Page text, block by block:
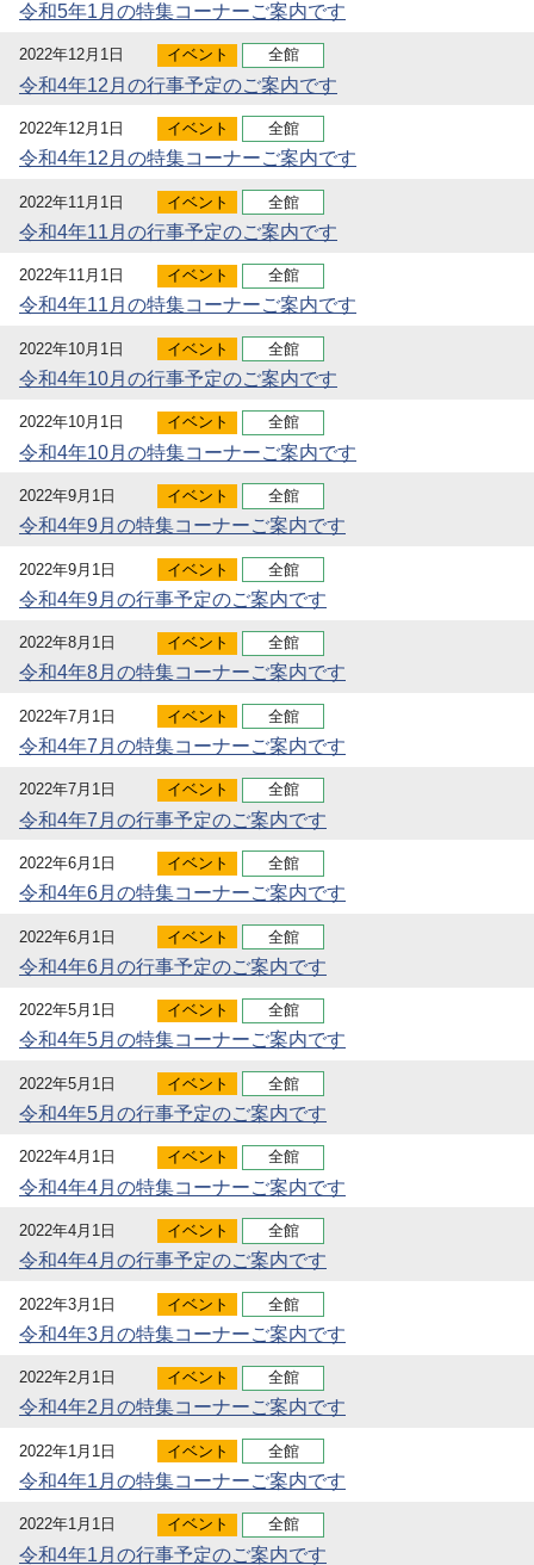
令和5年1月の特集コーナーご案内です
2022年12月1日 イベント 全館
令和4年12月の行事予定のご案内です
2022年12月1日 イベント 全館
令和4年12月の特集コーナーご案内です
2022年11月1日 イベント 全館
令和4年11月の行事予定のご案内です
2022年11月1日 イベント 全館
令和4年11月の特集コーナーご案内です
2022年10月1日 イベント 全館
令和4年10月の行事予定のご案内です
2022年10月1日 イベント 全館
令和4年10月の特集コーナーご案内です
2022年9月1日 イベント 全館
令和4年9月の特集コーナーご案内です
2022年9月1日 イベント 全館
令和4年9月の行事予定のご案内です
2022年8月1日 イベント 全館
令和4年8月の特集コーナーご案内です
2022年7月1日 イベント 全館
令和4年7月の特集コーナーご案内です
2022年7月1日 イベント 全館
令和4年7月の行事予定のご案内です
2022年6月1日 イベント 全館
令和4年6月の特集コーナーご案内です
2022年6月1日 イベント 全館
令和4年6月の行事予定のご案内です
2022年5月1日 イベント 全館
令和4年5月の特集コーナーご案内です
2022年5月1日 イベント 全館
令和4年5月の行事予定のご案内です
2022年4月1日 イベント 全館
令和4年4月の特集コーナーご案内です
2022年4月1日 イベント 全館
令和4年4月の行事予定のご案内です
2022年3月1日 イベント 全館
令和4年3月の特集コーナーご案内です
2022年2月1日 イベント 全館
令和4年2月の特集コーナーご案内です
2022年1月1日 イベント 全館
令和4年1月の特集コーナーご案内です
2022年1月1日 イベント 全館
令和4年1月の行事予定のご案内です